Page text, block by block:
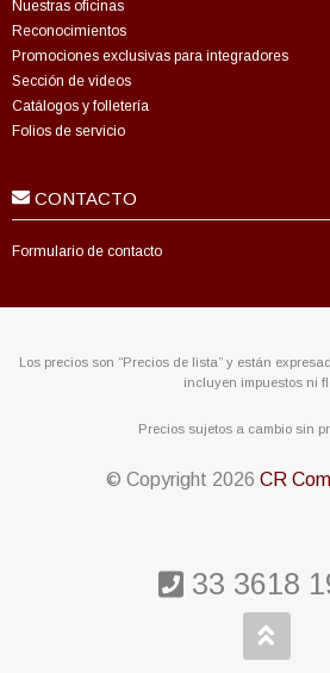
Nuestras oficinas
Reconocimientos
Promociones exclusivas para integradores
Sección de videos
Catálogos y folletería
Folios de servicio
CONTACTO
Formulario de contacto
Los precios son “Precios de lista” y están
incluyen impuestos ni
Precios sujetos a cambio sin
© Copyright 2026 CR
33 3618